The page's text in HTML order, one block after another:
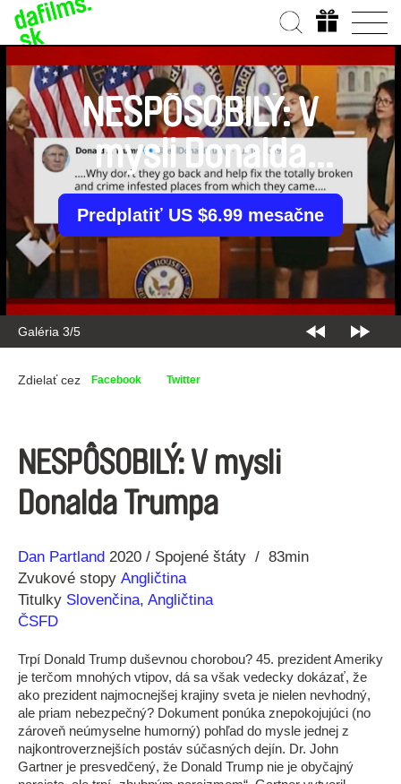
Galéria 3/5
NESPÔSOBILÝ: V
mysli Donalda
Trumpa
Predplatiť US $6.99 mesačne
Zdielať cez Facebook Twitter
NESPÔSOBILÝ: V mysli
Donalda Trumpa
Réžia
Dan Partland
Rok
výroby
2020 Spojené štáty
83min
Zvukové stopy Angličtina
Titulky Slovenčina, Angličtina
ČSFD
Trpí Donald Trump duševnou chorobou? 45. prezident Ameriky
je terčom mnohých vtipov, dá sa však vedecky dokázať, že
ako prezident najmocnejšej krajiny sveta je nielen nevhodný,
ale priam nebezpečný? Dokument ponúka znepokojujúci (no
zároveň neúmyselne humorný) pohľad do mysle jednej z
najkontroverznejších postáv súčasných dejín. Dr. John
Gartner je presvedčený, že Donald Trump nie je obyčajný